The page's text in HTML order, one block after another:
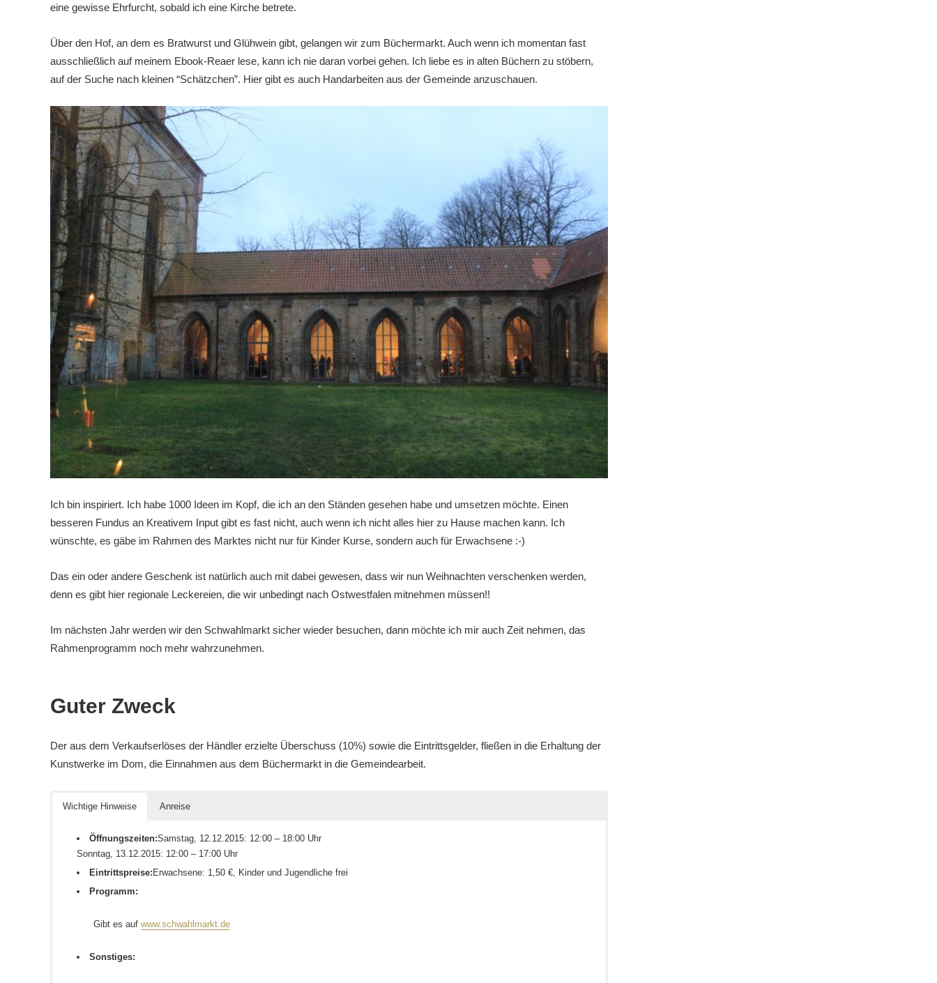
eine gewisse Ehrfurcht, sobald ich eine Kirche betrete.
Über den Hof, an dem es Bratwurst und Glühwein gibt, gelangen wir zum Büchermarkt. Auch wenn ich momentan fast
ausschließlich auf meinem Ebook-Reaer lese, kann ich nie daran vorbei gehen. Ich liebe es in alten Büchern zu stöbern,
auf der Suche nach kleinen “Schätzchen”. Hier gibt es auch Handarbeiten aus der Gemeinde anzuschauen.
Ich bin inspiriert. Ich habe 1000 Ideen im Kopf, die ich an den Ständen gesehen habe und umsetzen möchte. Einen
besseren Fundus an Kreativem Input gibt es fast nicht, auch wenn ich nicht alles hier zu Hause machen kann. Ich
wünschte, es gäbe im Rahmen des Marktes nicht nur für Kinder Kurse, sondern auch für Erwachsene :-)
Das ein oder andere Geschenk ist natürlich auch mit dabei gewesen, dass wir nun Weihnachten verschenken werden,
denn es gibt hier regionale Leckereien, die wir unbedingt nach Ostwestfalen mitnehmen müssen!!
Im nächsten Jahr werden wir den Schwahlmarkt sicher wieder besuchen, dann möchte ich mir auch Zeit nehmen, das
Rahmenprogramm noch mehr wahrzunehmen.
Guter Zweck
Der aus dem Verkaufserlöses der Händler erzielte Überschuss (10%) sowie die Eintrittsgelder, fließen in die Erhaltung der
Kunstwerke im Dom, die Einnahmen aus dem Büchermarkt in die Gemeindearbeit.
Wichtige Hinweise Anreise
Öffnungszeiten:Samstag, 12.12.2015: 12:00 – 18:00 Uhr
Sonntag, 13.12.2015: 12:00 – 17:00 Uhr
Eintrittspreise:Erwachsene: 1,50 €, Kinder und Jugendliche frei
Programm:
Gibt es auf www.schwahlmarkt.de
Sonstiges: